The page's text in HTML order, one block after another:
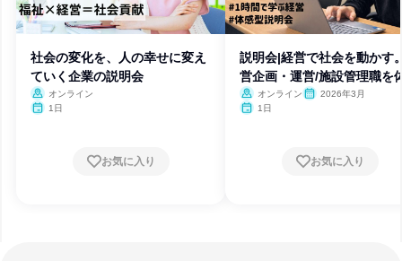
社会の変化を、人の幸せに変え
ていく企業の説明会
オンライン
1日
お気に入り
説明会|経営で社会を動かす
営企画・運営/施設管理職を
オンライン
2026年3月
1日
お気に入り